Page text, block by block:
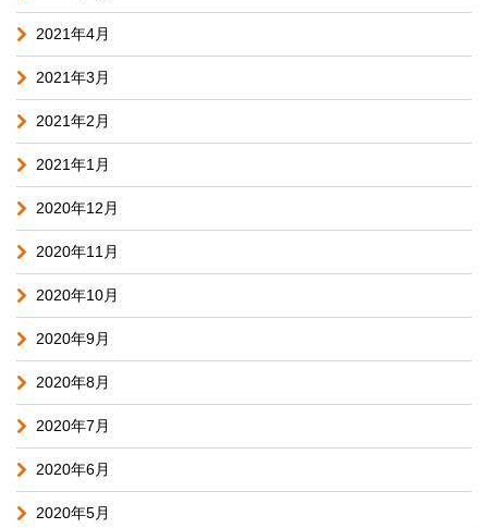
2021年4月
2021年3月
2021年2月
2021年1月
2020年12月
2020年11月
2020年10月
2020年9月
2020年8月
2020年7月
2020年6月
2020年5月